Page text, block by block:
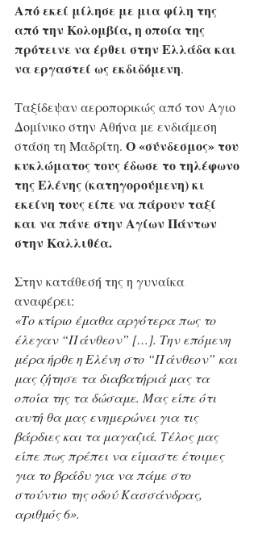
Από εκεί μίλησε με μια φίλη της
από την Κολομβία, η οποία της
πρότεινε να έρθει στην Ελλάδα και
να εργαστεί ως εκδιδόμενη.
Ταξίδεψαν αεροπορικώς από τον Αγιο
Δομίνικο στην Αθήνα με ενδιάμεση
στάση τη Μαδρίτη. Ο «σύνδεσμος» του
κυκλώματος τους έδωσε το τηλέφωνο
της Ελένης (κατηγορούμενη) κι
εκείνη τους είπε να πάρουν ταξί
και να πάνε στην Αγίων Πάντων
στην Καλλιθέα.
Στην κατάθεσή της η γυναίκα
αναφέρει:
«Το κτίριο έμαθα αργότερα πως το
έλεγαν “Πάνθεον” […]. Την επόμενη
μέρα ήρθε η Ελένη στο “Πάνθεον” και
μας ζήτησε τα διαβατήριά μας τα
οποία της τα δώσαμε. Μας είπε ότι
αυτή θα μας ενημερώνει για τις
βάρδιες και τα μαγαζιά. Τέλος μας
είπε πως πρέπει να είμαστε έτοιμες
για το βράδυ για να πάμε στο
στούντιο της οδού Κασσάνδρας,
αριθμός 6».